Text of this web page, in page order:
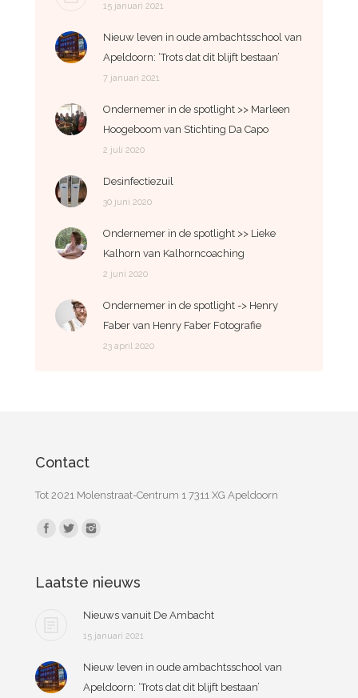
15 januari 2021
Nieuw leven in oude ambachtsschool van
Apeldoorn: ‘Trots dat dit blijft bestaan’
7 januari 2021
Ondernemer in de spotlight >> Marleen
Hoogeboom van Stichting Da Capo
2 juli 2020
Desinfectiezuil
30 juni 2020
Ondernemer in de spotlight >> Lieke
Kalhorn van Kalhorncoaching
2 juni 2020
Ondernemer in de spotlight -> Henry
Faber van Henry Faber Fotografie
23 april 2020
Contact
Tot 2021 Molenstraat-Centrum 1 7311 XG Apeldoorn
Vind ons op:
Laatste nieuws
Nieuws vanuit De Ambacht
15 januari 2021
Nieuw leven in oude ambachtsschool van
Apeldoorn: ‘Trots dat dit blijft bestaan’